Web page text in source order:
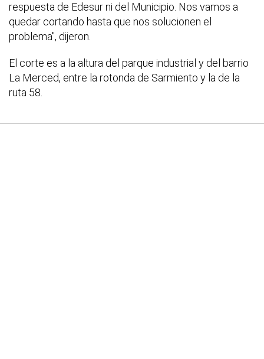
respuesta de Edesur ni del Municipio. Nos vamos a
quedar cortando hasta que nos solucionen el
problema", dijeron.
El corte es a la altura del parque industrial y del barrio
La Merced, entre la rotonda de Sarmiento y la de la
ruta 58.